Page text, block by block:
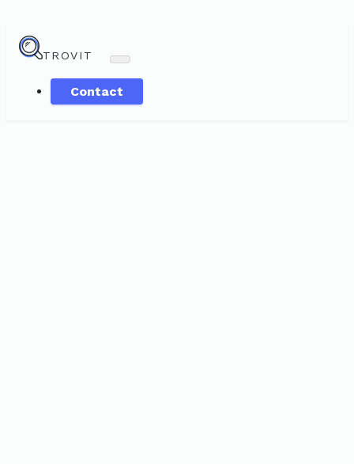
TROVIT
Contact